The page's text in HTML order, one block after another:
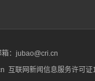
：jubao@cri.cn
互联网新闻信息服务许可